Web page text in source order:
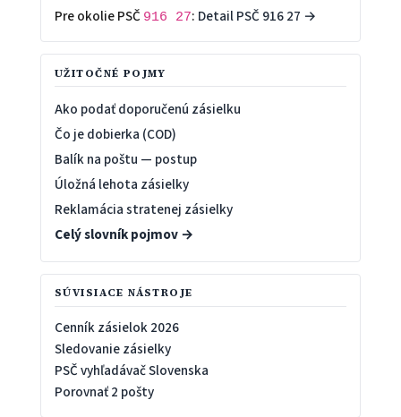
Pre okolie PSČ 916 27: Detail PSČ 916 27 →
UŽITOČNÉ POJMY
Ako podať doporučenú zásielku
Čo je dobierka (COD)
Balík na poštu — postup
Úložná lehota zásielky
Reklamácia stratenej zásielky
Celý slovník pojmov →
SÚVISIACE NÁSTROJE
Cenník zásielok 2026
Sledovanie zásielky
PSČ vyhľadávač Slovenska
Porovnať 2 pošty